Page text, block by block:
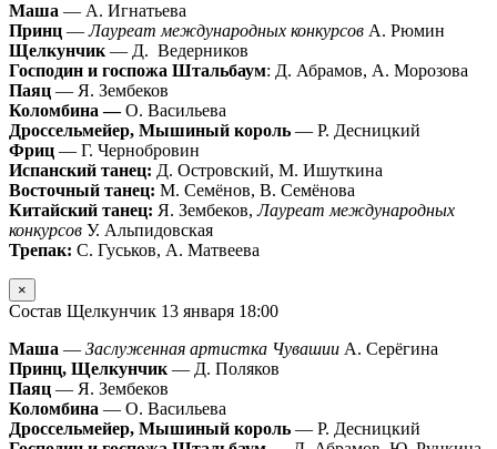
Маша — А. Игнатьева
Принц —Лауреат международных конкурсов А. Рюмин
Щелкунчик— Д. Ведерников
Господин и госпожа Штальбаум: Д. Абрамов, А. Морозова
Паяц — Я. Зембеков
Коломбина —О. Васильева
Дроссельмейер, Мышиный король — Р. Десницкий
Фриц — Г. Чернобровин
Испанский танец: Д. Островский, М. Ишуткина
Восточный танец: М. Семёнов, В. Семёнова
Китайский танец: Я. Зембеков,Лауреат международных
конкурсов У. Альпидовская
Трепак: С. Гуськов, А. Матвеева
×
Состав Щелкунчик 13 января 18:00
Маша — Заслуженная артистка Чувашии А. Серёгина
Принц, Щелкунчик— Д. Поляков
Паяц — Я. Зембеков
Коломбина — О. Васильева
Дроссельмейер, Мышиный король — Р. Десницкий